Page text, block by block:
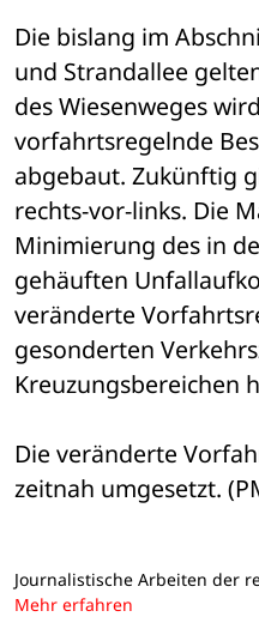
Die bislang im
und Strandallee
des Wiesenweges
vorfahrtsregelnde
abgebaut. Zukünftig
rechts-vor-links. Die
Minimierung des in
gehäuften
veränderte
gesonderten
Kreuzungsbereichen
Die veränderte
zeitnah umgesetzt.
Journalistische Arbeiten der
Mehr erfahren